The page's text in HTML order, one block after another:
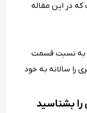
در این مقاله
به نسبت قسمت
را سالانه به خود
بشناسید